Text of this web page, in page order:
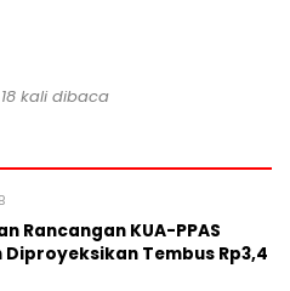
kali dibaca
Rancangan KUA-PPAS
Tembus Rp3,4